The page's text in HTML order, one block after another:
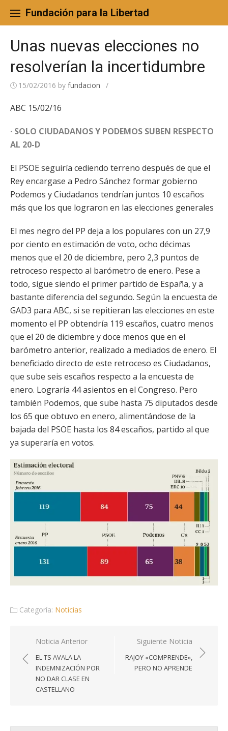
content
Fundación para la Libertad
Unas nuevas elecciones no
resolverían la incertidumbre
15/02/2016 by fundacion /
ABC 15/02/16
· SOLO CIUDADANOS Y PODEMOS SUBEN RESPECTO
AL 20-D
El PSOE seguiría cediendo terreno después de que el
Rey encargase a Pedro Sánchez formar gobierno
Podemos y Ciudadanos tendrían juntos 10 escaños
más que los que lograron en las elecciones generales
El mes negro del PP deja a los populares con un 27,9
por ciento en estimación de voto, ocho décimas
menos que el 20 de diciembre, pero 2,3 puntos de
retroceso respecto al barómetro de enero. Pese a
todo, sigue siendo el primer partido de España, y a
bastante diferencia del segundo. Según la encuesta de
GAD3 para ABC, si se repitieran las elecciones en este
momento el PP obtendría 119 escaños, cuatro menos
que el 20 de diciembre y doce menos que en el
barómetro anterior, realizado a mediados de enero. El
beneficiado directo de este retroceso es Ciudadanos,
que sube seis escaños respecto a la encuesta de
enero. Lograría 44 asientos en el Congreso. Pero
también Podemos, que sube hasta 75 diputados desde
los 65 que obtuvo en enero, alimentándose de la
bajada del PSOE hasta los 84 escaños, partido al que
ya superaría en votos.
Categoría: Noticias
Navegación
de
entradas
Noticia Anterior
EL TS AVALA LA
INDEMNIZACIÓN POR
NO DAR CLASE EN
CASTELLANO
Siguiente Noticia
RAJOY «COMPRENDE»,
PERO NO APRENDE